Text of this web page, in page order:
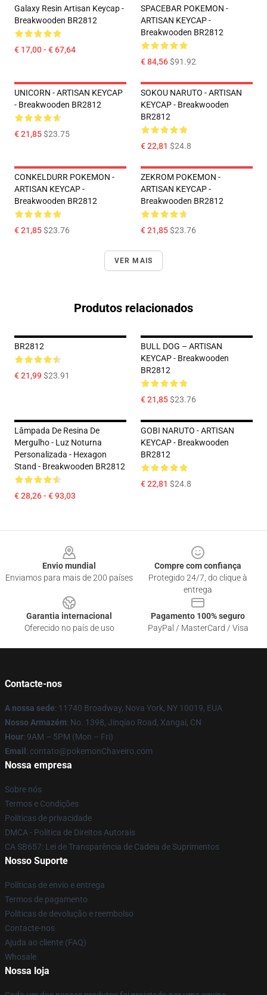
Galaxy Resin Artisan Keycap -
Breakwooden BR2812
€ 17,00 - € 67,64
SPACEBAR POKEMON -
ARTISAN KEYCAP -
Breakwooden BR2812
€ 84,56$91.92
UNICORN - ARTISAN KEYCAP
- Breakwooden BR2812
€ 21,85$23.75
SOKOU NARUTO - ARTISAN
KEYCAP - Breakwooden
BR2812
€ 22,81 $24.8
CONKELDURR POKEMON -
ARTISAN KEYCAP -
Breakwooden BR2812
€ 21,85$23.76
ZEKROM POKEMON -
ARTISAN KEYCAP -
Breakwooden BR2812
€ 21,85$23.76
VER MAIS
Produtos relacionados
BR2812
€ 21,99$23.91
BULL DOG – ARTISAN
KEYCAP - Breakwooden
BR2812
€ 21,85$23.76
Lâmpada De Resina De
Mergulho - Luz Noturna
Personalizada - Hexagon
Stand - Breakwooden BR2812
€ 28,26 - € 93,03
GOBI NARUTO - ARTISAN
KEYCAP - Breakwooden
BR2812
€ 22,81 $24.8
Envio mundial
Enviamos para mais de 200 países
Compre com confiança
Protegido 24/7, do clique à
entrega
Garantia internacional
Oferecido no país de uso
Pagamento 100% seguro
PayPal / MasterCard / Visa
Contacte-nos
A nossa sede: 11740 Broadway, Nova York, NY 10019, EUA
Nosso Armazém: No. 1398, Jinqiao Road, Xangai, CN
Hour: 9AM – 5PM (Mon – Fri)
Email : contato@pokemonChaveiro.com
Nossa empresa
Sobre nós
Termos e Condições
Políticas de privacidade
DMCA - Política de Direitos Autorais
CA SB657: Lei de Transparência de Cadeia de Suprimentos
Nosso Suporte
Políticas de envio e entrega
Termos de pagamento
Políticas de devolução e reembolso
Contacte-nos
Ajuda ao cliente (FAQ)
Whosale
Nossa loja